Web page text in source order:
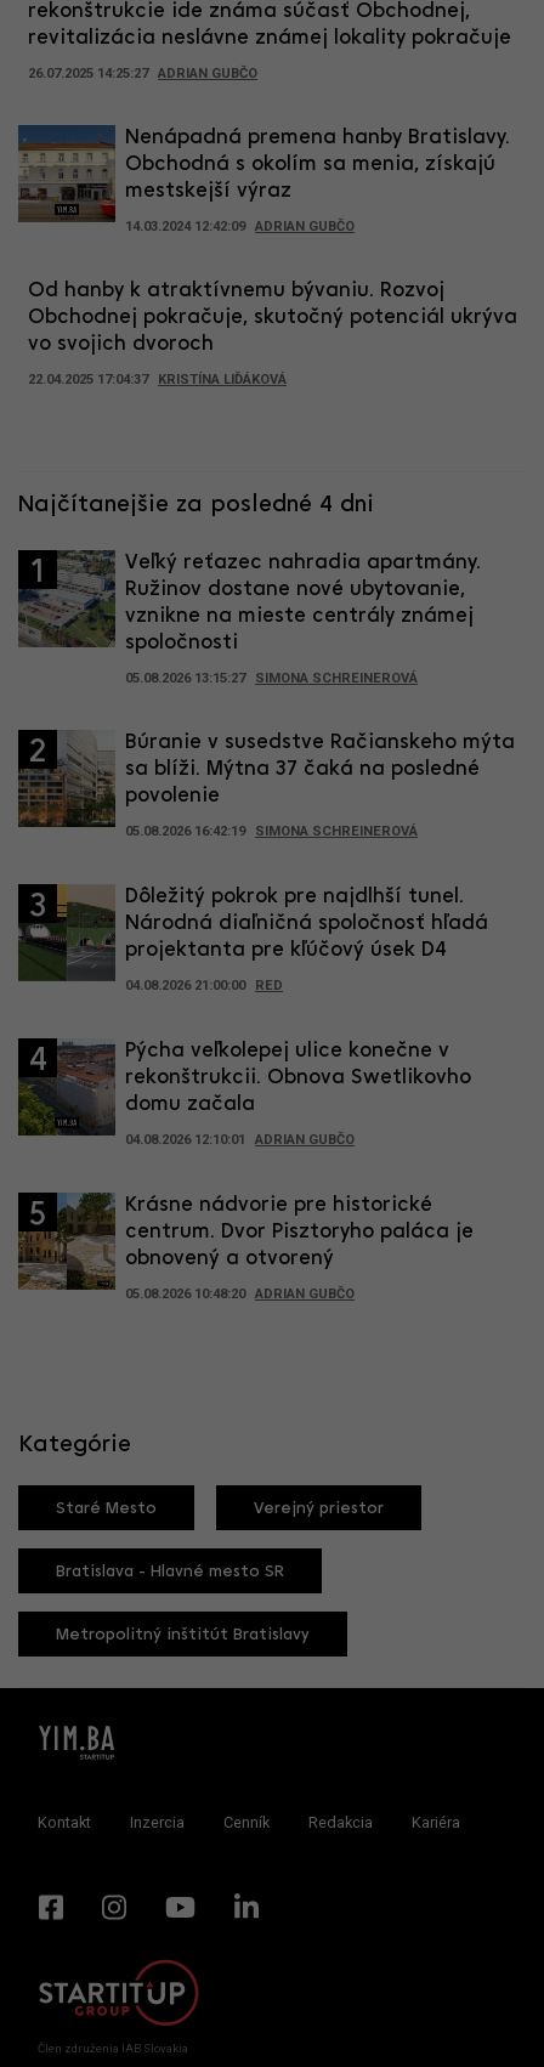
rekonštrukcie ide známa súčasť Obchodnej,
revitalizácia neslávne známej lokality pokračuje
26.07.2025 14:25:27 ADRIAN GUBČO
Nenápadná premena hanby Bratislavy.
Obchodná s okolím sa menia, získajú
mestskejší výraz
14.03.2024 12:42:09 ADRIAN GUBČO
Od hanby k atraktívnemu bývaniu. Rozvoj
Obchodnej pokračuje, skutočný potenciál ukrýva
vo svojich dvoroch
22.04.2025 17:04:37 KRISTÍNA LIĎÁKOVÁ
Najčítanejšie za posledné 4 dni
1
Veľký reťazec nahradia apartmány.
Ružinov dostane nové ubytovanie,
vznikne na mieste centrály známej
spoločnosti
05.08.2026 13:15:27 SIMONA SCHREINEROVÁ
2
Búranie v susedstve Račianskeho mýta
sa blíži. Mýtna 37 čaká na posledné
povolenie
05.08.2026 16:42:19 SIMONA SCHREINEROVÁ
3
Dôležitý pokrok pre najdlhší tunel.
Národná diaľničná spoločnosť hľadá
projektanta pre kľúčový úsek D4
04.08.2026 21:00:00 RED
4
Pýcha veľkolepej ulice konečne v
rekonštrukcii. Obnova Swetlikovho
domu začala
04.08.2026 12:10:01 ADRIAN GUBČO
5
Krásne nádvorie pre historické
centrum. Dvor Pisztoryho paláca je
obnovený a otvorený
05.08.2026 10:48:20 ADRIAN GUBČO
Kategórie
Staré Mesto Verejný priestor
Bratislava - Hlavné mesto SR
Metropolitný inštitút Bratislavy
Kontakt Inzercia Cenník Redakcia Kariéra
Člen združenia IAB Slovakia